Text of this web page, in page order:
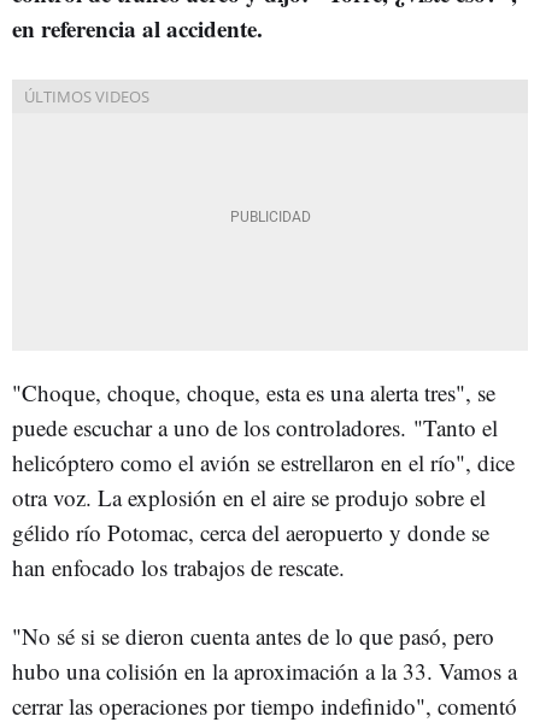
en referencia al accidente.
"Choque, choque, choque, esta es una alerta tres", se
puede escuchar a uno de los controladores. "Tanto el
helicóptero como el avión se estrellaron en el río", dice
otra voz. La explosión en el aire se produjo sobre el
gélido río Potomac, cerca del aeropuerto y donde se
han enfocado los trabajos de rescate.
"No sé si se dieron cuenta antes de lo que pasó, pero
hubo una colisión en la aproximación a la 33. Vamos a
cerrar las operaciones por tiempo indefinido", comentó